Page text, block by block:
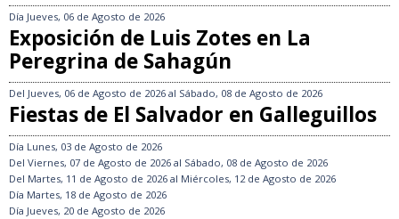
Día Jueves, 06 de Agosto de 2026
Exposición de Luis Zotes en La
Peregrina de Sahagún
Del Jueves, 06 de Agosto de 2026 al Sábado, 08 de Agosto de 2026
Fiestas de El Salvador en Galleguillos
Día Lunes, 03 de Agosto de 2026
Del Viernes, 07 de Agosto de 2026 al Sábado, 08 de Agosto de 2026
Del Martes, 11 de Agosto de 2026 al Miércoles, 12 de Agosto de 2026
Día Martes, 18 de Agosto de 2026
Día Jueves, 20 de Agosto de 2026